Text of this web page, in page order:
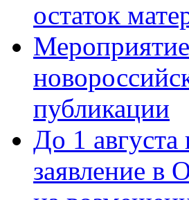
остаток
публикации
До 1 августа
заявление в